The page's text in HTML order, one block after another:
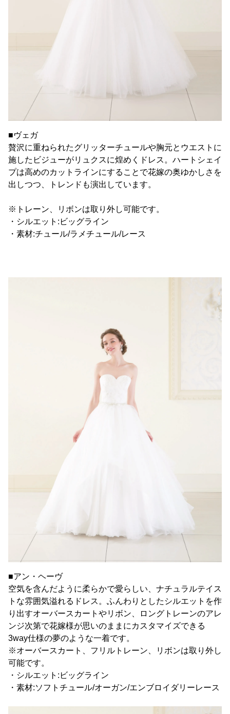
■ヴェガ
贅沢に重ねられたグリッターチュールや胸元とウエストに
施したビジューがリュクスに煌めくドレス。ハートシェイ
プは高めのカットラインにすることで花嫁の奥ゆかしさを
出しつつ、トレンドも演出しています。
※トレーン、リボンは取り外し可能です。
・シルエット:ビッグライン
・素材:チュール/ラメチュール/レース
■アン・ヘーヴ
空気を含んだように柔らかで愛らしい、ナチュラルテイス
トな雰囲気溢れるドレス。ふんわりとしたシルエットを作
り出すオーバースカートやリボン、ロングトレーンのアレ
ンジ次第で花嫁様が思いのままにカスタマイズできる
3way仕様の夢のような一着です。
※オーバースカート、フリルトレーン、リボンは取り外し
可能です。
・シルエット:ビッグライン
・素材:ソフトチュール/オーガン/エンブロイダリーレース